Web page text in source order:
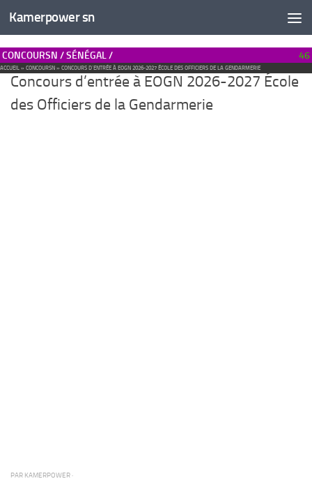
Kamerpower sn
CONCOURSN / SÉNÉGAL / 46
ACCUEIL » CONCOURSN » CONCOURS D’ENTRÉE À EOGN 2026-2027 ÉCOLE DES OFFICIERS DE LA GENDARMERIE
Concours d’entrée à EOGN 2026-2027 École
des Officiers de la Gendarmerie
PAR KAMERPOWER·